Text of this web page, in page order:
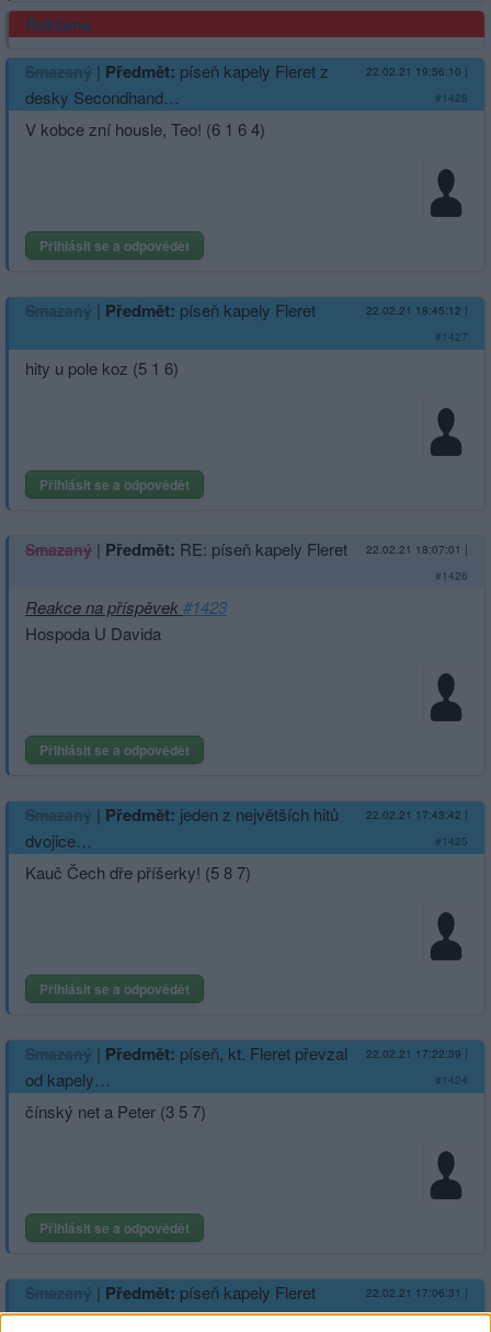
Reklama
Smazaný | Předmět: píseň kapely Fleret z
desky Secondhand…
22.02.21 19:56:10 |
#1428
V kobce zní housle, Teo! (6 1 6 4)
Přihlásit se a odpovědět
Smazaný | Předmět: píseň kapely Fleret 22.02.21 18:45:12 |
#1427
hity u pole koz (5 1 6)
Přihlásit se a odpovědět
Smazaný | Předmět: RE: píseň kapely Fleret 22.02.21 18:07:01 |
#1426
Reakce na příspěvek#1423
Hospoda U Davida
Přihlásit se a odpovědět
Smazaný | Předmět: jeden z největších hitů
dvojice…
22.02.21 17:43:42 |
#1425
Kauč Čech dře příšerky! (5 8 7)
Přihlásit se a odpovědět
Smazaný | Předmět: píseň, kt. Fleret převzal
od kapely…
22.02.21 17:22:39 |
#1424
čínský net a Peter (3 5 7)
Přihlásit se a odpovědět
Smazaný | Předmět: píseň kapely Fleret 22.02.21 17:06:31 |
#1423